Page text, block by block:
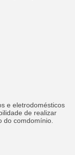
e eletrodomésticos
de realizar
do comdomínio.